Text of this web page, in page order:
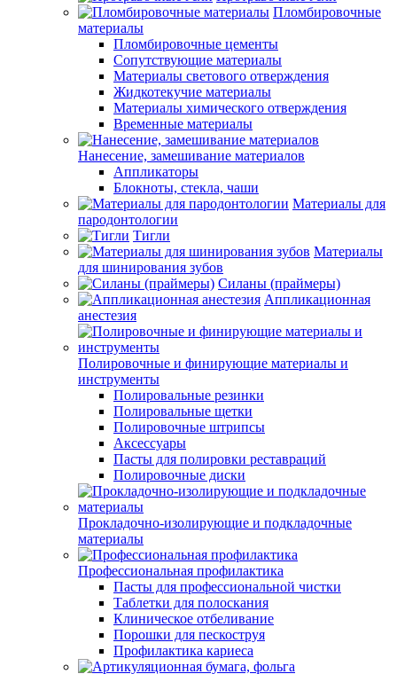
Пломбировочные
материалы
Пломбировочные цементы
Сопутствующие материалы
Материалы светового отверждения
Жидкотекучие материалы
Материалы химического отверждения
Временные материалы
Нанесение, замешивание материалов
Аппликаторы
Блокноты, стекла, чаши
Материалы для
пародонтологии
Тигли
Материалы
для шинирования зубов
Силаны (праймеры)
Аппликационная
анестезия
Полировочные и финирующие материалы и
инструменты
Полировальные резинки
Полировальные щетки
Полировочные штрипсы
Аксессуары
Пасты для полировки реставраций
Полировочные диски
Прокладочно-изолирующие и подкладочные
материалы
Профессиональная профилактика
Пасты для профессиональной чистки
Таблетки для полоскания
Клиническое отбеливание
Порошки для пескоструя
Профилактика кариеса